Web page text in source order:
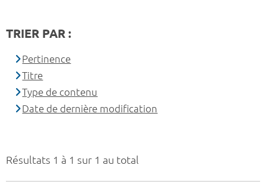
Résultats 1 à 1 sur 1 au total
TRIER PAR :
Pertinence
Titre
Type de contenu
Date de dernière modification